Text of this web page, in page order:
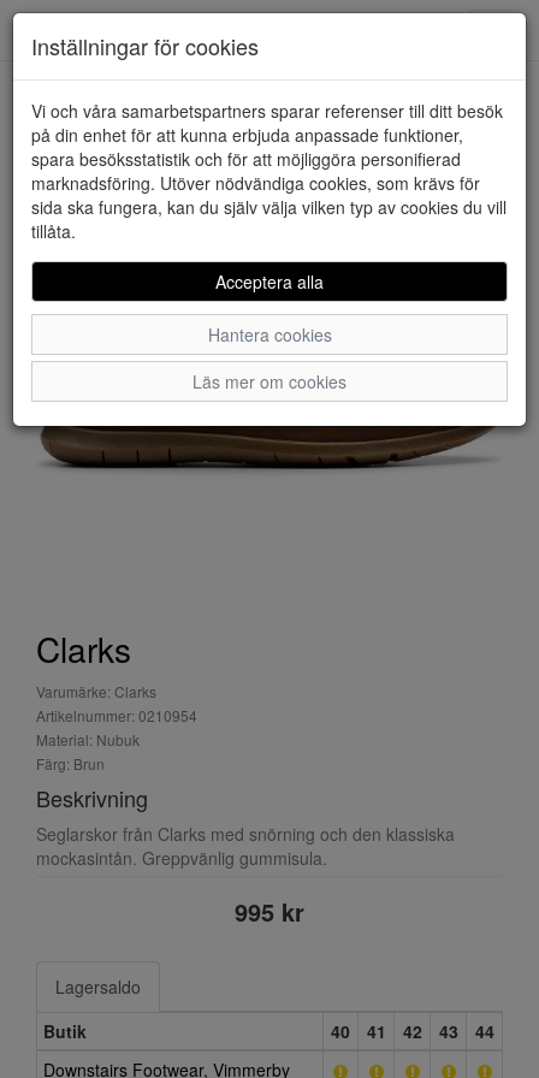
HEM CLARKS
Clarks
Varumärke: Clarks
Artikelnummer: 0210954
Material: Nubuk
Färg: Brun
Beskrivning
Seglarskor från Clarks med snörning och den klassiska
mockasintån. Greppvänlig gummisula.
995 kr
Lagersaldo
Butik
40 41 42 43
44
Downstairs Footwear, Vimmerby
Inställningar för cookies
Vi och våra samarbetspartners sparar referenser till ditt besök
på din enhet för att kunna erbjuda anpassade funktioner,
spara besöksstatistik och för att möjliggöra personifierad
marknadsföring. Utöver nödvändiga cookies, som krävs för
sida ska fungera, kan du själv välja vilken typ av cookies du vill
tillåta.
Acceptera alla
Hantera cookies
Läs mer om cookies